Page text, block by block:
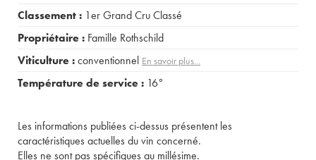
Classement : 1er Grand Cru Classé
Propriétaire : Famille Rothschild
Viticulture :conventionnel En savoir plus...
Température de service : 16°
Les informations publiées ci-dessus présentent les
caractéristiques actuelles du vin concerné.
Elles ne sont pas spécifiques au millésime.